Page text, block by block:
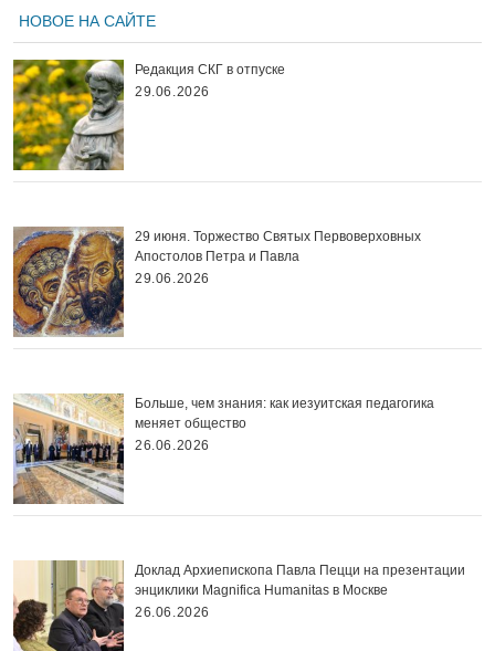
НОВОЕ НА САЙТЕ
Редакция СКГ в отпуске
29.06.2026
29 июня. Торжество Святых Первоверховных
Апостолов Петра и Павла
29.06.2026
Больше, чем знания: как иезуитская педагогика
меняет общество
26.06.2026
Доклад Архиепископа Павла Пецци на презентации
энциклики Magnifica Нumanitas в Москве
26.06.2026